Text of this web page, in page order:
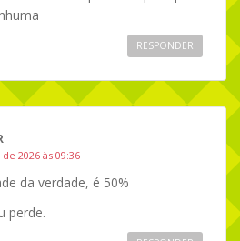
RESPONDER
2026 às 09:36
da verdade, é 50%
perde.